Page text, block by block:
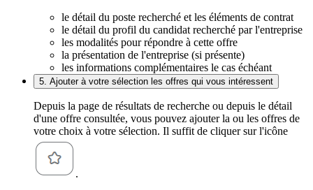
le détail du poste recherché et les éléments de contrat
le détail du profil du candidat recherché par l'entreprise
les modalités pour répondre à cette offre
la présentation de l'entreprise (si présente)
les informations complémentaires le cas échéant
5. Ajouter à votre sélection les offres qui vous intéressent
Depuis la page de résultats de recherche ou depuis le détail
d'une offre consultée, vous pouvez ajouter la ou les offres de
votre choix à votre sélection. Il suffit de cliquer sur l'icône
.